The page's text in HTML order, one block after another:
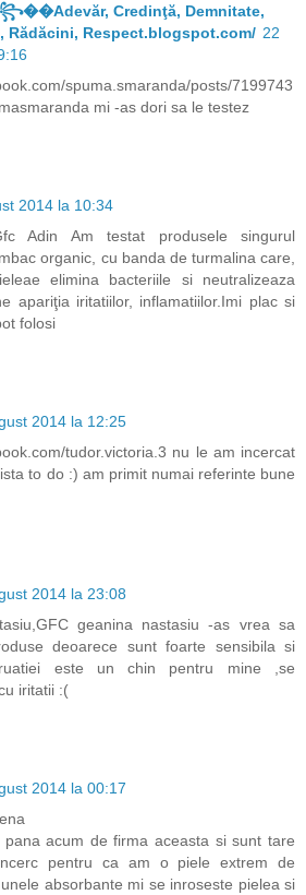
Credinţă, Demnitate,
Rădăcini, Respect.blogspot.com/ 22
spuma.smaranda/posts/7199743
mi -as dori sa le testez
2014 la 10:34
Adin Am testat produsele singurul
organic, cu banda de turmalina care,
elimina bacteriile si neutralizeaza
apariţia iritatiilor, inflamatiilor.Imi plac si
folosi
2014 la 12:25
tudor.victoria.3 nu le am incercat
to do :) am primit numai referinte bune
2014 la 23:08
geanina nastasiu -as vrea sa
deoarece sunt foarte sensibila si
este un chin pentru mine ,se
iritatii :(
2014 la 00:17
acum de firma aceasta si sunt tare
pentru ca am o piele extrem de
absorbante mi se inroseste pielea si